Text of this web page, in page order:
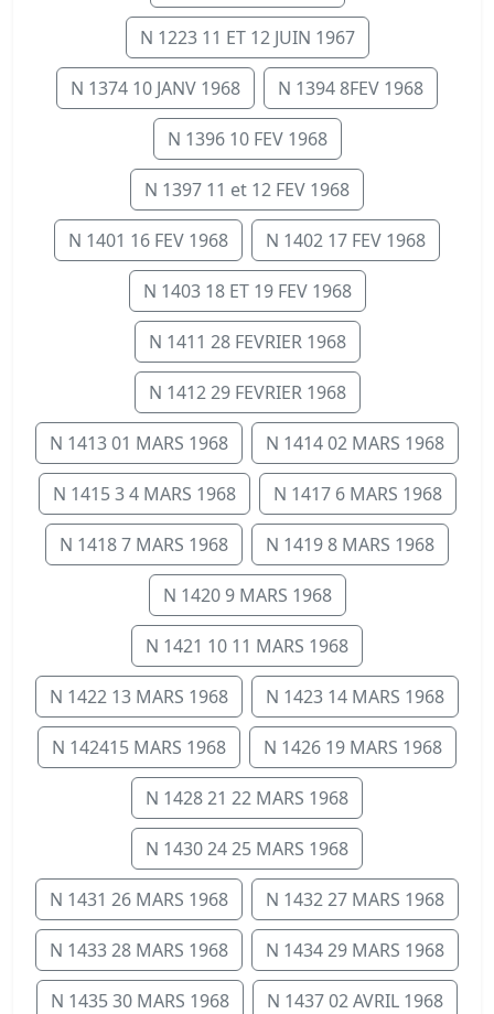
N 1223 11 ET 12 JUIN 1967
N 1374 10 JANV 1968 N 1394 8FEV 1968
N 1396 10 FEV 1968
N 1397 11 et 12 FEV 1968
N 1401 16 FEV 1968 N 1402 17 FEV 1968
N 1403 18 ET 19 FEV 1968
N 1411 28 FEVRIER 1968
N 1412 29 FEVRIER 1968
N 1413 01 MARS 1968 N 1414 02 MARS 1968
N 1415 3 4 MARS 1968 N 1417 6 MARS 1968
N 1418 7 MARS 1968 N 1419 8 MARS 1968
N 1420 9 MARS 1968
N 1421 10 11 MARS 1968
N 1422 13 MARS 1968 N 1423 14 MARS 1968
N 142415 MARS 1968 N 1426 19 MARS 1968
N 1428 21 22 MARS 1968
N 1430 24 25 MARS 1968
N 1431 26 MARS 1968 N 1432 27 MARS 1968
N 1433 28 MARS 1968 N 1434 29 MARS 1968
N 1435 30 MARS 1968 N 1437 02 AVRIL 1968